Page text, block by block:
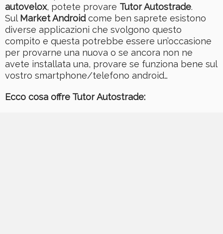
autovelox, potete provare Tutor Autostrade.
Sul Market Androidcome ben saprete esistono
diverse applicazioni che svolgono questo
compito e questa potrebbe essere un’occasione
per provarne una nuova o se ancora non ne
avete installata una, provare se funziona bene sul
vostro smartphone/telefono android…
Ecco cosa offre Tutor Autostrade: